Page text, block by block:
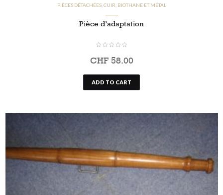
PIÈCES DÉTACHÉES, CUIR, BIOTHANE ET MÉTAL
Pièce d’adaptation
CHF58.00
ADD TO CART